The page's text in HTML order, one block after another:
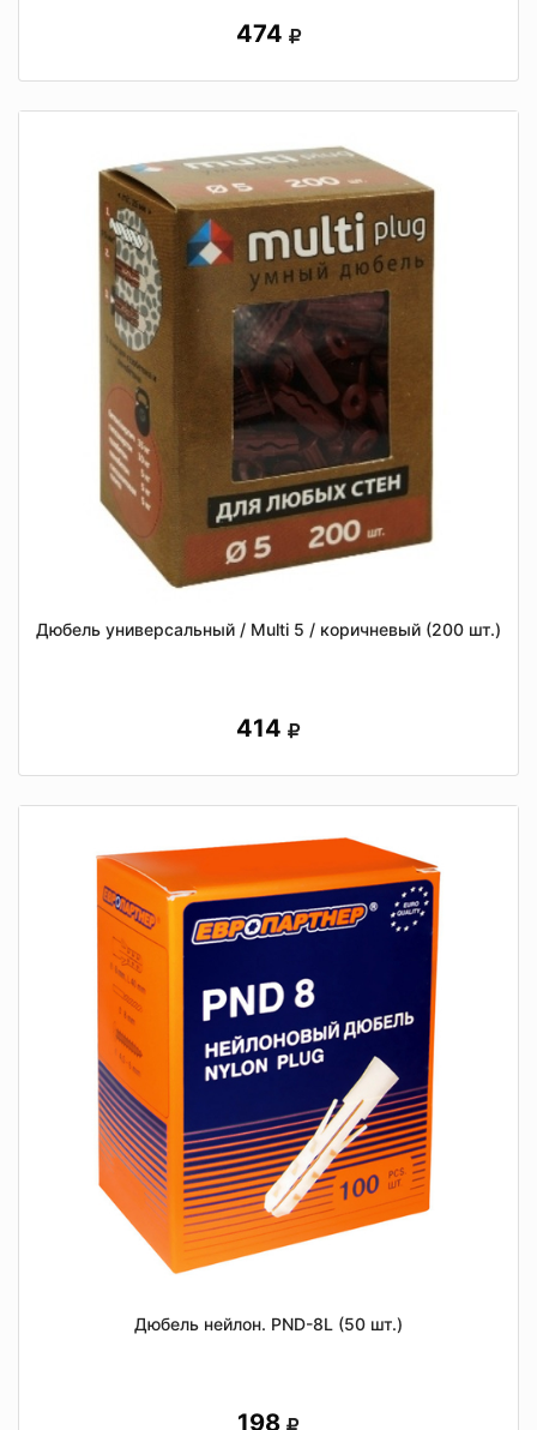
474
Дюбель универсальный / Multi 5 / коричневый (200 шт.)
414
Дюбель нейлон. PND-8L (50 шт.)
198